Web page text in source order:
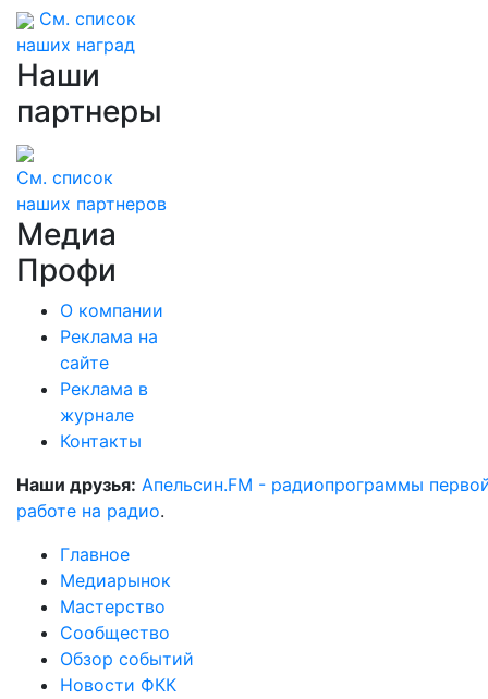
См. список
наших наград
Наши
партнеры
См. список
наших партнеров
Медиа
Профи
О компании
Реклама на
сайте
Реклама в
журнале
Контакты
Наши друзья: Апельсин.FM - радиопрограммы
работе на радио.
Главное
Медиарынок
Мастерство
Сообщество
Обзор событий
Новости ФКК